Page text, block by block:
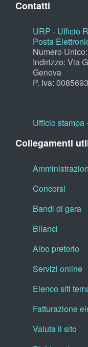
Contatti
URP - Ufficio
Posta
Numero
Indirizzo: Via
Genova
P. Iva:
Ufficio stampa
Collegamenti
Concorsi
Bandi di gara
Bilanci
Albo pretorio
Servizi online
Elenco siti
Fatturazione
Valuta il sito